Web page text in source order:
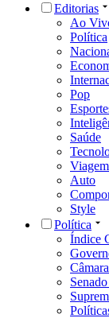
Editorias
Ao
Política
Pop
Saúde
Auto
Style
Política
Índice